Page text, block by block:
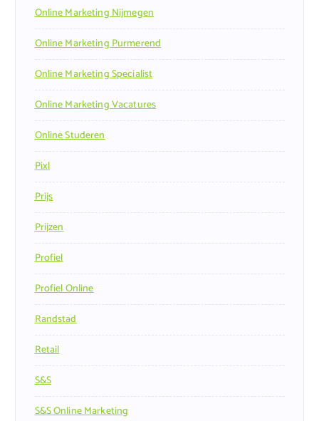
Online Marketing Nijmegen
Online Marketing Purmerend
Online Marketing Specialist
Online Marketing Vacatures
Online Studeren
Pixl
Prijs
Prijzen
Profiel
Profiel Online
Randstad
Retail
S&s
S&s Online Marketing